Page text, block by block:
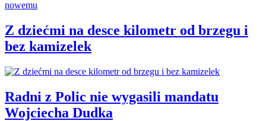
Z dziećmi na desce kilometr od brzegu i
bez kamizelek
Radni z Polic nie wygasili mandatu
Wojciecha Dudka